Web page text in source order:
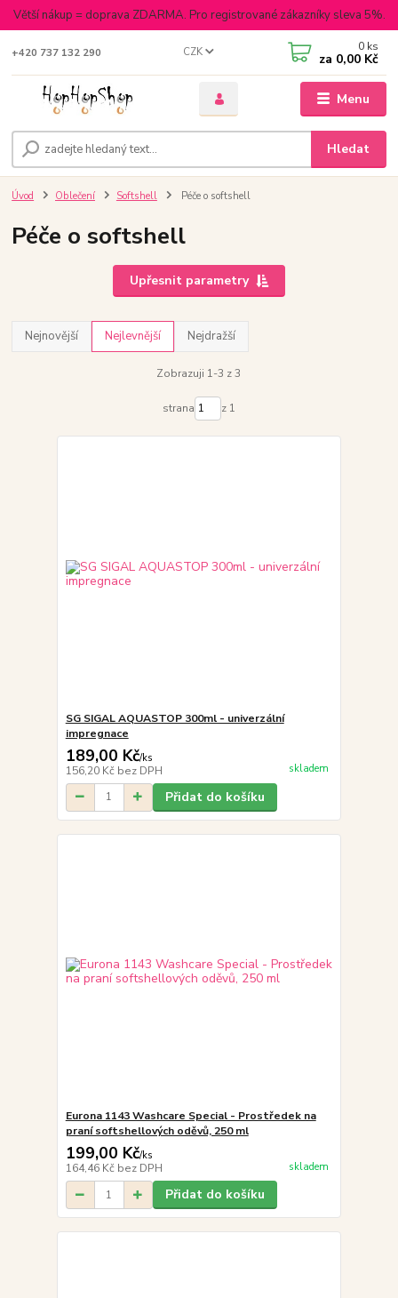
Větší nákup = doprava ZDARMA. Pro registrované zákazníky sleva 5%.
Menu
CZK
Hledat
+420 737 132 290 0 ks
za 0,00 Kč
Úvod Oblečení Softshell Péče o softshell
Péče o softshell
Upřesnit parametry
Nejnovější Nejlevnější Nejdražší
Zobrazuji 1-3 z 3
strana z 1
SG SIGAL AQUASTOP 300ml - univerzální
impregnace
189,00 Kč/ks
156,20 Kč bez DPH skladem
Přidat do košíku
Eurona 1143 Washcare Special - Prostředek na
praní softshellových oděvů, 250 ml
199,00 Kč/ks
164,46 Kč bez DPH skladem
Přidat do košíku